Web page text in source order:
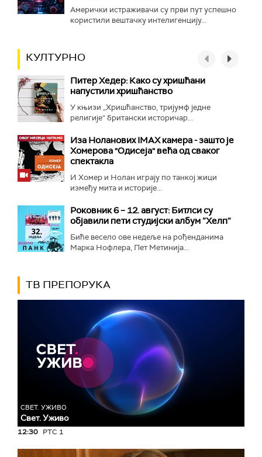
Амерички истраживачи су први пут успешно
користили вештачку интелигенцију...
КУЛТУРНО
Питер Хедер: Како су хришћани
напустили хришћанство
У књизи „Хришћанство, тријумф једне
религије“ британски историчар...
Иза Ноланових IMAX камера - зашто је
Хомерова "Одисеја" већа од сваког
спектакла
И Хомер и Нолан играју по танкој жици
између мита и историје...
Роковник 6 – 12. август: Битлси су
објавили пети студијски албум ”Хелп”
Биће весело ове недеље на рођенданима
Марка Нофлера, Пет Метинија...
ТВ ПРЕПОРУКА
СВЕТ. УЖИВО
Свет. Уживо
12:30 РТС 1